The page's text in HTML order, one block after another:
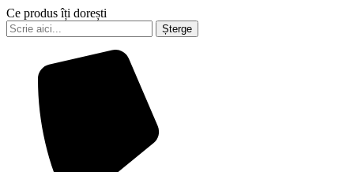
Ce produs îți dorești
Șterge